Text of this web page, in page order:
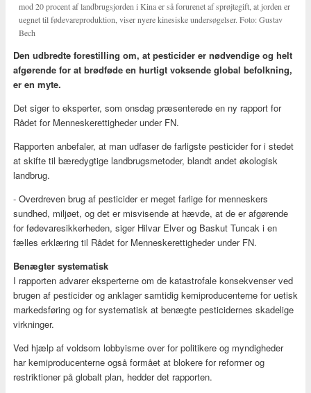
mod 20 procent af landbrugsjorden i Kina er så forurenet af sprøjtegift, at jorden er
uegnet til fødevareproduktion, viser nyere kinesiske undersøgelser. Foto: Gustav
Bech
Den udbredte forestilling om, at pesticider er nødvendige og helt
afgørende for at brødføde en hurtigt voksende global befolkning,
er en myte.
Det siger to eksperter, som onsdag præsenterede en ny rapport for
Rådet for Menneskerettigheder under FN.
Rapporten anbefaler, at man udfaser de farligste pesticider for i stedet
at skifte til bæredygtige landbrugsmetoder, blandt andet økologisk
landbrug.
- Overdreven brug af pesticider er meget farlige for menneskers
sundhed, miljøet, og det er misvisende at hævde, at de er afgørende
for fødevaresikkerheden, siger Hilvar Elver og Baskut Tuncak i en
fælles erklæring til Rådet for Menneskerettigheder under FN.
Benægter systematisk
I rapporten advarer eksperterne om de katastrofale konsekvenser ved
brugen af pesticider og anklager samtidig kemiproducenterne for uetisk
markedsføring og for systematisk at benægte pesticidernes skadelige
virkninger.
Ved hjælp af voldsom lobbyisme over for politikere og myndigheder
har kemiproducenterne også formået at blokere for reformer og
restriktioner på globalt plan, hedder det rapporten.